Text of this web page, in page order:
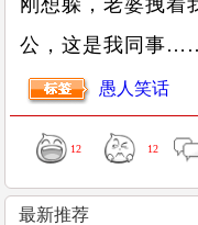
刚想躲，老婆拽着
公，这是我同事
愚人笑话
12 12
最新推荐